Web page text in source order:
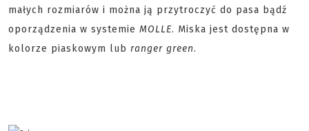
małych rozmiarów i można ją przytroczyć do pasa bądź
oporządzenia w systemie MOLLE. Miska jest dostępna w
kolorze piaskowym lub ranger green.